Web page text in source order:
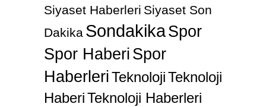
Siyaset Haberleri Siyaset Son
Dakika SondakikaSpor
Spor Haberi Spor
HaberleriTeknolojiTeknoloji
HaberiTeknoloji Haberleri